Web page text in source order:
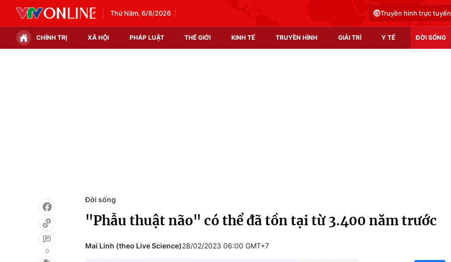
Thứ Năm, 6/8/2026 Truyền hình trực tuyến
CHÍNH TRỊ XÃ HỘI PHÁP LUẬT THẾ GIỚI KINH TẾ TRUYỀN HÌNH GIẢI TRÍ Y TẾ ĐỜI SỐNG
Infographic
0
Đời sống
"Phẫu thuật não" có thể đã tồn tại từ 3.400 năm trước
Mai Linh (theo Live Science)28/02/2023 06:00 GMT+7